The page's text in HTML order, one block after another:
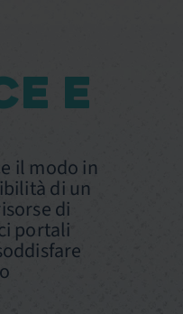
E
il modo in
di un
di
portali